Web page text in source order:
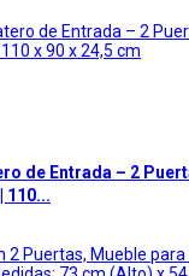
de Entrada – 2
110...